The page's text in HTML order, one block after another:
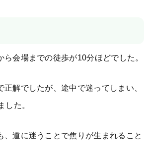
ら会場までの徒歩が10分ほどでした。
正解でしたが、途中で迷ってしまい、
した。
、道に迷うことで焦りが生まれること